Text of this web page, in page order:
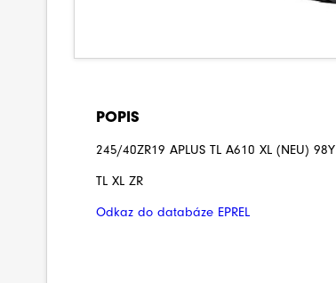
POPIS
245/40ZR19 APLUS TL A610 XL (NEU) 98Y
TL XL ZR
Odkaz do databáze EPREL